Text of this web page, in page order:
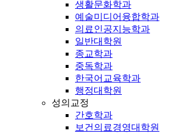
생활문화학과
예술미디어융합학과
의료인공지능학과
일반대학원
종교학과
중독학과
한국어교육학과
행정대학원
성의교정
간호학과
보건의료경영대학원